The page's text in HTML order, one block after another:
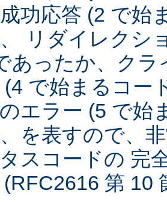
成功応答 (2 で始
リダイレクシ
あったか、ク
(4 で始まるコー
エラー (5 で始
を表すので、
スコードの 完
(RFC2616 第 10